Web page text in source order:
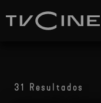
31 Resultados